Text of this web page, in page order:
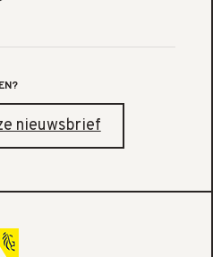
nieuwsbrief